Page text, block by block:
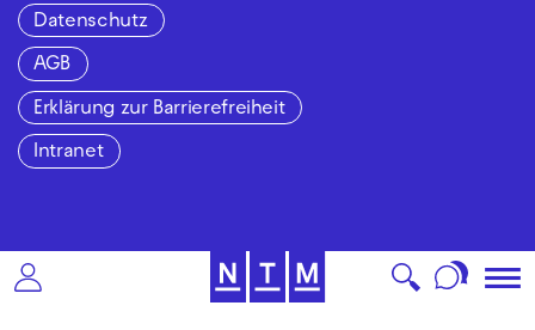
Datenschutz
AGB
Erklärung zur Barrierefreiheit
Intranet